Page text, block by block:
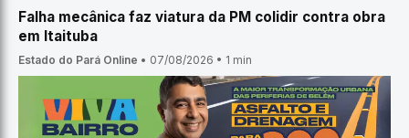
Falha mecânica faz viatura da PM colidir contra obra
em Itaituba
Estado do Pará Online • 07/08/2026 • 1 min